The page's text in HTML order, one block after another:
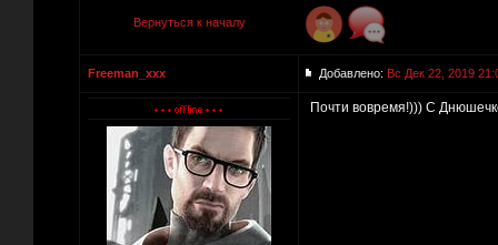
Вернуться к началу
Freeman_xxx Добавлено: Вс Дек 22, 2019
Почти вовремя!))) С